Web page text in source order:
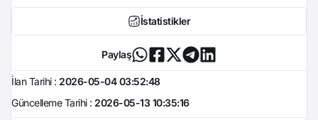
İstatistikler
Paylaş
İlan Tarihi : 2026-05-04 03:52:48
Güncelleme Tarihi : 2026-05-13 10:35:16